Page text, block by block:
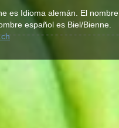
es Idioma alemán. El nombre
español es Biel/Bienne.